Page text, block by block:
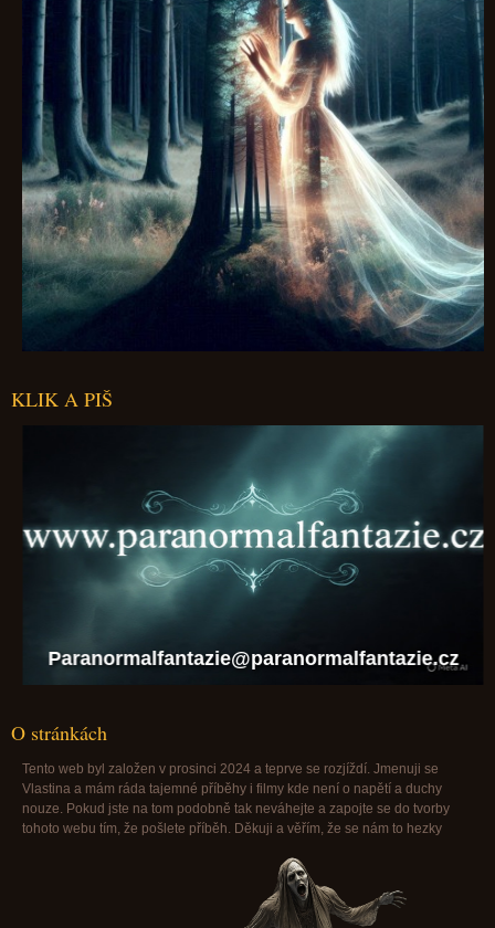
KLIK A PIŠ
Paranormalfantazie@paranormalfantazie.cz
O stránkách
Tento web byl založen v prosinci 2024 a teprve se rozjíždí. Jmenuji se
Vlastina a mám ráda tajemné příběhy i filmy kde není o napětí a duchy
nouze. Pokud jste na tom podobně tak neváhejte a zapojte se do tvorby
tohoto webu tím, že pošlete příběh. Děkuji a věřím, že se nám to hezky